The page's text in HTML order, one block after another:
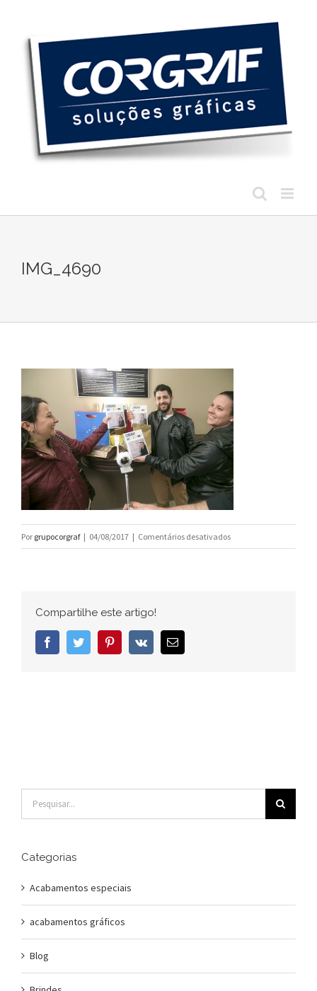
conteúdo
IMG_4690
Por grupocorgraf | 04/08/2017 | Comentários desativadosem
IMG_4690
Compartilhe este artigo!
FacebookTwitter PinterestVk
E-
mail
resultados
Categorias
Acabamentos especiais
acabamentos gráficos
Blog